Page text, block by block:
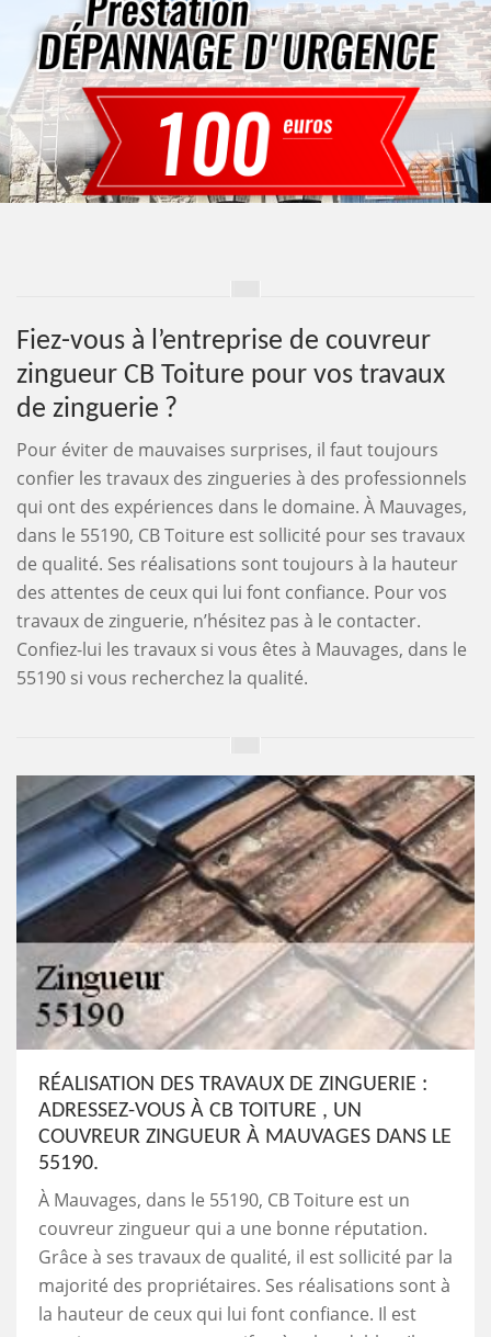
Fiez-vous à l’entreprise de couvreur
zingueur CB Toiture pour vos travaux
de zinguerie ?
Pour éviter de mauvaises surprises, il faut toujours
confier les travaux des zingueries à des professionnels
qui ont des expériences dans le domaine. À Mauvages,
dans le 55190, CB Toiture est sollicité pour ses travaux
de qualité. Ses réalisations sont toujours à la hauteur
des attentes de ceux qui lui font confiance. Pour vos
travaux de zinguerie, n’hésitez pas à le contacter.
Confiez-lui les travaux si vous êtes à Mauvages, dans le
55190 si vous recherchez la qualité.
RÉALISATION DES TRAVAUX DE ZINGUERIE :
ADRESSEZ-VOUS À CB TOITURE , UN
COUVREUR ZINGUEUR À MAUVAGES DANS LE
55190.
À Mauvages, dans le 55190, CB Toiture est un
couvreur zingueur qui a une bonne réputation.
Grâce à ses travaux de qualité, il est sollicité par la
majorité des propriétaires. Ses réalisations sont à
la hauteur de ceux qui lui font confiance. Il est